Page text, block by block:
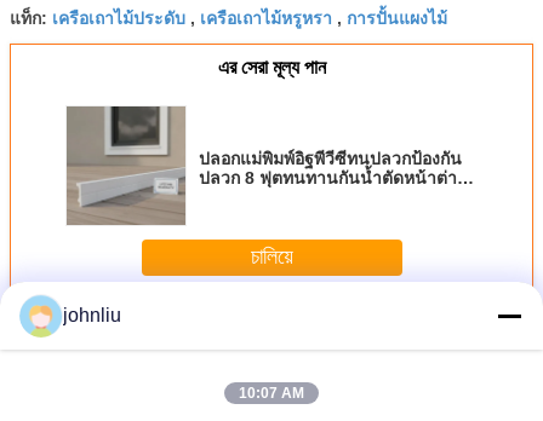
แท็ก: เครือเถาไม้ประดับ , เครือเถาไม้หรูหรา , การปั้นแผงไม้
এর সেরা মূল্য পান
ปลอกแม่พิมพ์อิฐพีวีซีทนปลวกป้องกัน
ปลวก 8 ​​ฟุตทนทานกันน้ำตัดหน้าต่าง
চালিয়ে
มากกว่าเครือเถาไม้ตกแต่ง
johnliu
10:07 AM